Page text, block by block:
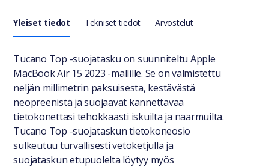
Yleiset tiedot Tekniset tiedot Arvostelut
Yleiset tiedot
Tucano Top -suojatasku on suunniteltu Apple
MacBook Air 15 2023 -mallille. Se on valmistettu
neljän millimetrin paksuisesta, kestävästä
neopreenistä ja suojaavat kannettavaa
tietokonettasi tehokkaasti iskuilta ja naarmuilta.
Tucano Top -suojataskun tietokoneosio
sulkeutuu turvallisesti vetoketjulla ja
suojataskun etupuolelta löytyy myös